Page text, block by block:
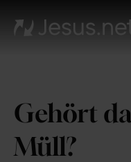
Gehört
Müll?